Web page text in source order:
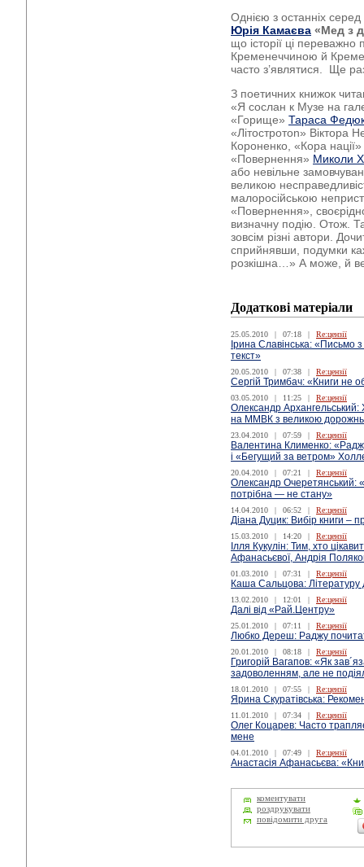
Однією з останніх серед
Юрія Камаєва «Мед з
що історії ці
Кременеччиною й
часто з’являтися. Ще
З поетичних книжок
«Я сослан к Музе на
«Горище» Тараса
«Літостротоn» Віктора
Короненко, «Кора
«Повернення» Миколи
або невільне
великою
малоросійською
«Повернення»,
визначну подію. Отож.
зовсім різні автори.
сприйнявши, подумки
розкішна…» А може, й
Додаткові матеріали
25.05.2010 | 07:18 | Re:цензії
Ірина Славінська: «Письмо
текст»
20.05.2010 | 07:38 | Re:цензії
Сергій Тримбач: «Книги не
03.05.2010 | 11:25 | Re:цензії
Олександр
на ММВК з великою
23.04.2010 | 07:59 | Re:цензії
Валентина Клименко:
і «Бегущий за ветром»
20.04.2010 | 07:21 | Re:цензії
Олександр Очеретянський:
потрібна — не стану»
14.04.2010 | 06:52 | Re:цензії
Діана Дуцик: Вибір книги –
15.03.2010 | 14:20 | Re:цензії
Ілля Кукулін: Тим, хто
Афанасьєвої, Андрія
01.03.2010 | 07:31 | Re:цензії
Каша Сальцова:
13.02.2010 | 12:01 | Re:цензії
Далі від «Рай.Центру»
25.01.2010 | 07:11 | Re:цензії
Любко Дереш: Раджу
20.01.2010 | 08:18 | Re:цензії
Григорій Вагапов: «Як
задоволенням, але не
18.01.2010 | 07:55 | Re:цензії
Ярина Скуратівська:
11.01.2010 | 07:34 | Re:цензії
Олег Коцарев: Часто
мене
04.01.2010 | 07:49 | Re:цензії
Анастасія Афанасьєва:
коментувати
роздрукувати
повідомити друга